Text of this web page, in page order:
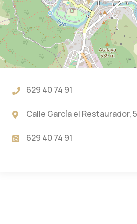
629 40 74 91
Calle García el Restaurador, 5
629 40 74 91